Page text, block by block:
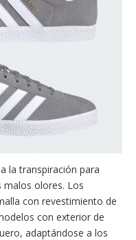
la transpiración para
malos olores. Los
con revestimiento de
con exterior de
adaptándose a los